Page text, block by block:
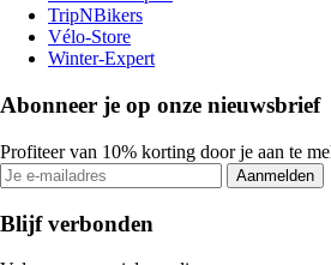
TripNBikers
Vélo-Store
Winter-Expert
Abonneer je op onze nieuwsbrief
Profiteer van 10% korting door je aan te
Aanmelden
Blijf verbonden